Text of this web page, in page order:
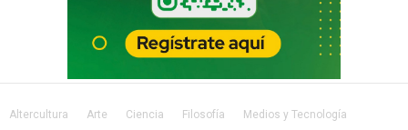
Altercultura Arte Ciencia Filosofía Medios y Tecnología